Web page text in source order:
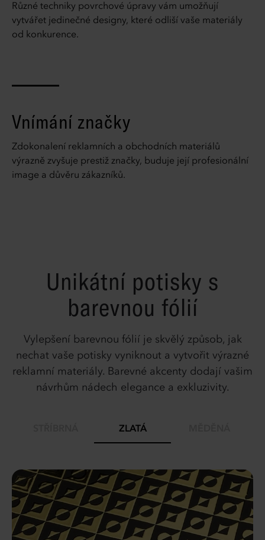
Různé techniky povrchové úpravy vám umožňují
vytvářet jedinečné designy, které odliší vaše materiály
od konkurence.
Vnímání značky
Zdokonalení reklamních a obchodních materiálů
výrazně zvyšuje prestiž značky, buduje její profesionální
image a důvěru zákazníků.
Unikátní potisky s
barevnou fólií
Vylepšení barevnou fólií je skvělý způsob, jak
nechat vaše potisky vyniknout a vytvořit výrazné
reklamní materiály. Barevné akcenty dodají vašim
návrhům nádech elegance a exkluzivity.
ZLATÁ